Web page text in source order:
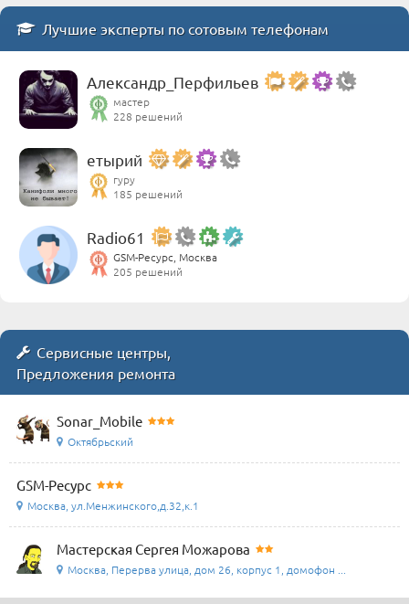
Лучшие эксперты по сотовым телефонам
Александр_Перфильев
мастер
228 решений
етырий
гуру
185 решений
Radio61
GSM-Ресурс, Москва
205 решений
Сервисные центры,
Предложения ремонта
Sonar_Mobile
Октябрьский
GSM-Ресурс
Москва, ул.Менжинского,д.32,к.1
Мастерская Сергея Можарова
Москва, Перерва улица, дом 26, корпус 1, домофон ...